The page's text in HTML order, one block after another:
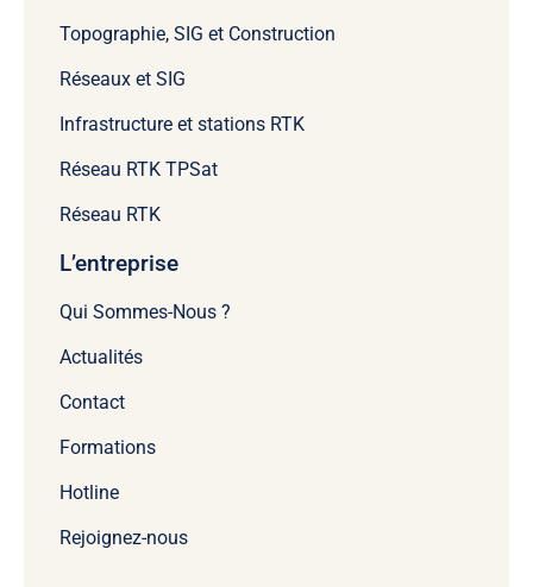
Topographie, SIG et Construction
Réseaux et SIG
Infrastructure et stations RTK
Réseau RTK TPSat
Réseau RTK
L’entreprise
Qui Sommes-Nous ?
Actualités
Contact
Formations
Hotline
Rejoignez-nous